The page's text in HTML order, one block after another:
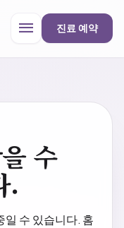
menu 진료 예약
수
.
일 수 있습니다. 홈